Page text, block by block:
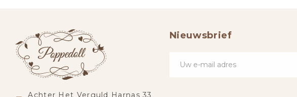
Achter Het Verguld Harnas 33
Nieuwsbrief